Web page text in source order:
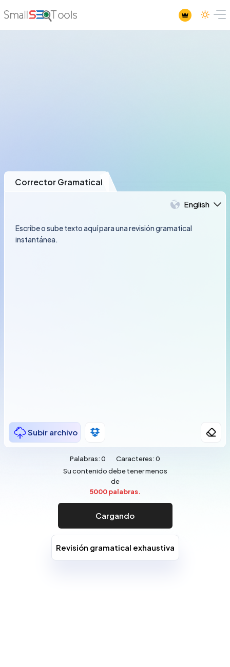
Corrector Gramatical
English
Subir archivo
Palabras:0 Caracteres:0
Su contenido debe tener menos
de
5000 palabras.
Cargando
Revisión gramatical exhaustiva